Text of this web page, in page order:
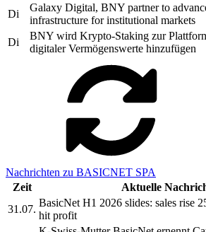
Di
Galaxy Digital, BNY partner to
infrastructure for institutional markets
Di
BNY wird Krypto-Staking zur
digitaler Vermögenswerte hinzufügen
Nachrichten zu BASICNET SPA
Zeit
Aktuelle
31.07.
BasicNet H1 2026 slides: sales rise
hit profit